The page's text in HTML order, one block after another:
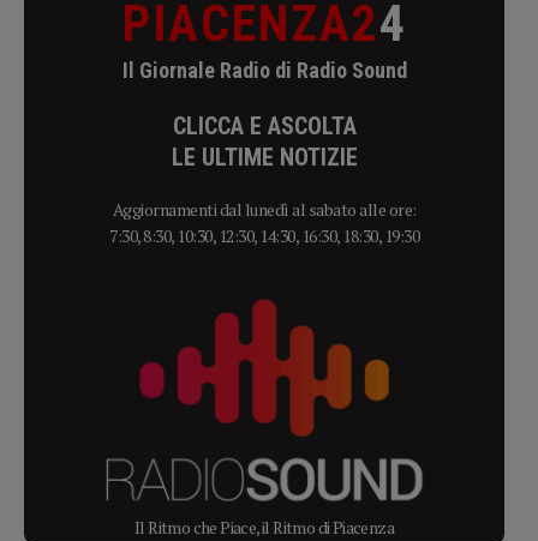
PIACENZA24
Il Giornale Radio di Radio Sound
CLICCA E ASCOLTA
LE ULTIME NOTIZIE
Aggiornamenti dal lunedì al sabato alle ore:
7:30, 8:30, 10:30, 12:30, 14:30, 16:30, 18:30, 19:30
Il Ritmo che Piace, il Ritmo di Piacenza